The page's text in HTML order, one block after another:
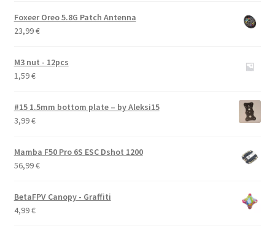
Foxeer Oreo 5.8G Patch Antenna
23,99€
M3 nut - 12pcs
1,59€
#15 1.5mm bottom plate – by Aleksi15
3,99€
Mamba F50 Pro 6S ESC Dshot 1200
56,99€
BetaFPV Canopy - Graffiti
4,99€